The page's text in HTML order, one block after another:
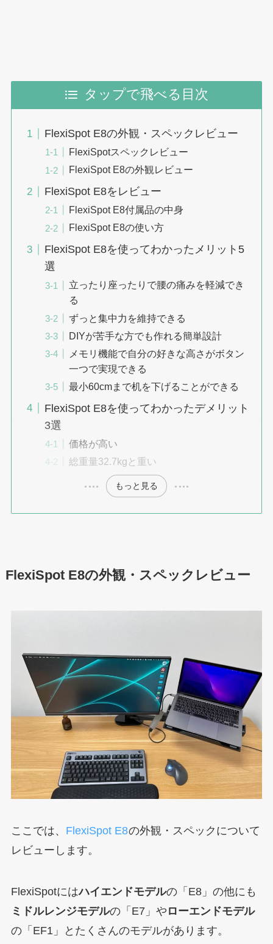
タップで飛べる目次
FlexiSpot E8の外観・スペックレビュー
FlexiSpotスペックレビュー
FlexiSpot E8の外観レビュー
FlexiSpot E8をレビュー
FlexiSpot E8付属品の中身
FlexiSpot E8の使い方
FlexiSpot E8を使ってわかったメリット5
選
立ったり座ったりで腰の痛みを軽減でき
る
ずっと集中力を維持できる
DIYが苦手な方でも作れる簡単設計
メモリ機能で自分の好きな高さがボタン
一つで実現できる
最小60cmまで机を下げることができる
FlexiSpot E8を使ってわかったデメリット
3選
価格が高い
総重量32.7kgと重い
もっと見る
FlexiSpot E8の外観・スペックレビュー
ここでは、 FlexiSpot E8の外観・スペックについて
レビューします。
FlexiSpotにはハイエンドモデルの「E8」の他にも
ミドルレンジモデルの「E7」や ローエンドモデル
の「EF1」とたくさんのモデルがあります。